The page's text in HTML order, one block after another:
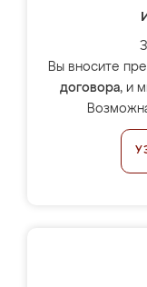
Вы вносите
договора, и